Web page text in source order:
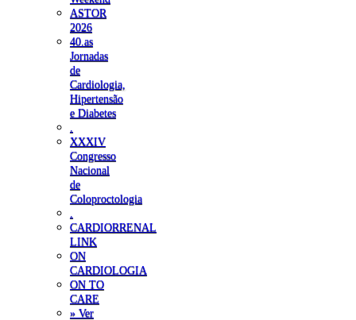
ASTOR
2026
40.as
Jornadas
de
Cardiologia,
Hipertensão
e Diabetes
XXXIV
Congresso
Nacional
de
Coloproctologia
CARDIORRENAL
LINK
ON
CARDIOLOGIA
ON TO
CARE
» Ver